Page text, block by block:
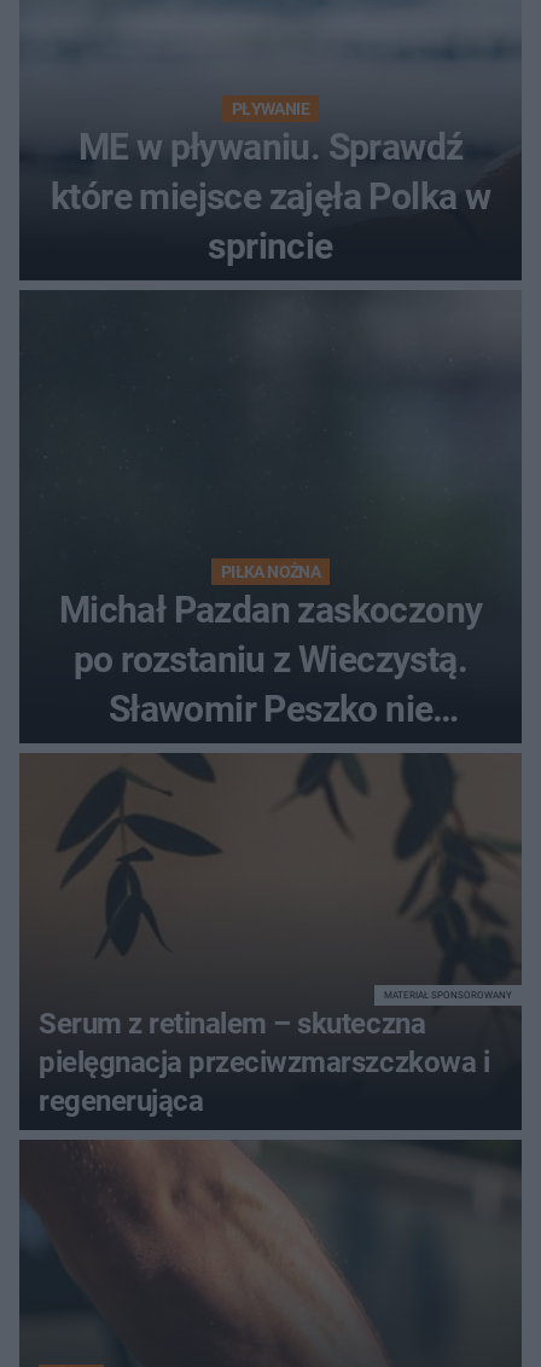
PŁYWANIE
ME w pływaniu. Sprawdź
które miejsce zajęła Polka w
sprincie
PIŁKA NOŻNA
Michał Pazdan zaskoczony
po rozstaniu z Wieczystą.
Sławomir Peszko nie
dotrzymał słowa?
Serum z retinalem – skuteczna
pielęgnacja przeciwzmarszczkowa i
regenerująca
MATERIAŁ SPONSOROWANY